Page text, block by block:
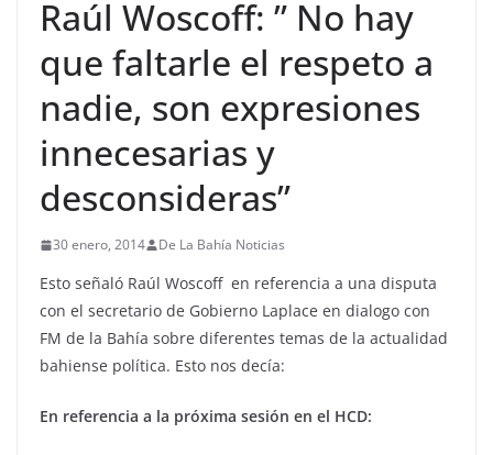
Raúl Woscoff: ” No hay
que faltarle el respeto a
nadie, son expresiones
innecesarias y
desconsideras”
30 enero, 2014 De La Bahía Noticias
Esto señaló Raúl Woscoff en referencia a una disputa
con el secretario de Gobierno Laplace en dialogo con
FM de la Bahía sobre diferentes temas de la actualidad
bahiense política. Esto nos decía:
En referencia a la próxima sesión en el HCD: